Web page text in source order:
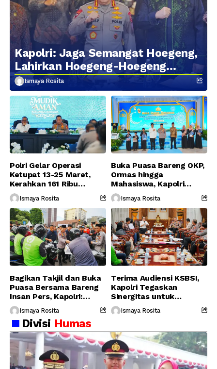
Kapolri: Jaga Semangat Hoegeng,
Lahirkan Hoegeng-Hoegeng
Berikutnya
Ismaya Rosita
Polri Gelar Operasi
Ketupat 13-25 Maret,
Kerahkan 161 Ribu
Personel Gabungan
Ismaya Rosita
Buka Puasa Bareng OKP,
Ormas hingga
Mahasiswa, Kapolri
Serukan Jaga
Persatuan-Dukung
Program Pemerintah
Ismaya Rosita
Bagikan Takjil dan Buka
Puasa Bersama Bareng
Insan Pers, Kapolri:
Suara Media Suara
Publik
Ismaya Rosita
Terima Audiensi KSBSI,
Kapolri Tegaskan
Sinergitas untuk
Perjuangkan Hak Buruh
Ismaya Rosita
Divisi Humas